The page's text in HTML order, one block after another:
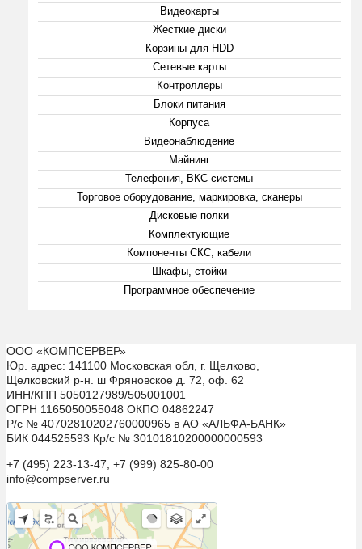
Видеокарты
Жесткие диски
Корзины для HDD
Сетевые карты
Контроллеры
Блоки питания
Корпуса
Видеонаблюдение
Майнинг
Телефония, ВКС системы
Торговое оборудование, маркировка, сканеры
Дисковые полки
Комплектующие
Компоненты СКС, кабели
Шкафы, стойки
Программное обеспечение
ООО «КОМПСЕРВЕР»
Юр. адрес: 141100 Московская обл, г. Щелково,
Щелковский р-н. ш Фряновское д. 72, оф. 62
ИНН/КПП 5050127989/505001001
ОГРН 1165050055048 ОКПО 04862247
Р/с № 40702810202760000965 в АО «АЛЬФА-БАНК»
БИК 044525593 Кр/с № 30101810200000000593
+7 (495) 223-13-47, +7 (999) 825-80-00
info@compserver.ru